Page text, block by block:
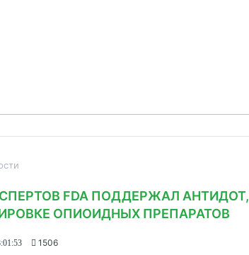
FDA ПОДДЕРЖАЛ
ОПИОИДНЫХ ПРЕПАРАТОВ
1506